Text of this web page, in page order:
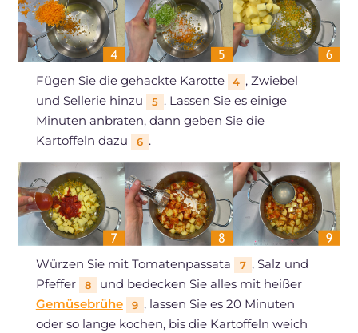
Fügen Sie die gehackte Karotte 4 , Zwiebel
und Sellerie hinzu
5 . Lassen Sie es einige
Minuten anbraten, dann geben Sie die
Kartoffeln dazu
6 .
Würzen Sie mit Tomatenpassata 7 , Salz und
Pfeffer
8
und bedecken Sie alles mit heißer
Gemüsebrühe
9 , lassen Sie es 20 Minuten
oder so lange kochen, bis die Kartoffeln weich